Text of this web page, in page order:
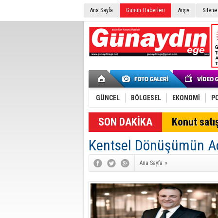
Ana Sayfa Günün Haberleri Arşiv
GÜNCEL BÖLGESEL EKONOMİ
SON DAKİKA Konut
Kentsel Dönüşümün
Ana Sayfa »